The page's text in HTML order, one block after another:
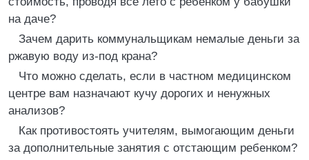
на даче?
Зачем дарить коммунальщикам немалые деньги за
ржавую воду из-под крана?
Что можно сделать, если в частном медицинском
центре вам назначают кучу дорогих и ненужных
анализов?
Как противостоять учителям, вымогающим деньги
за дополнительные занятия с отстающим ребенком?